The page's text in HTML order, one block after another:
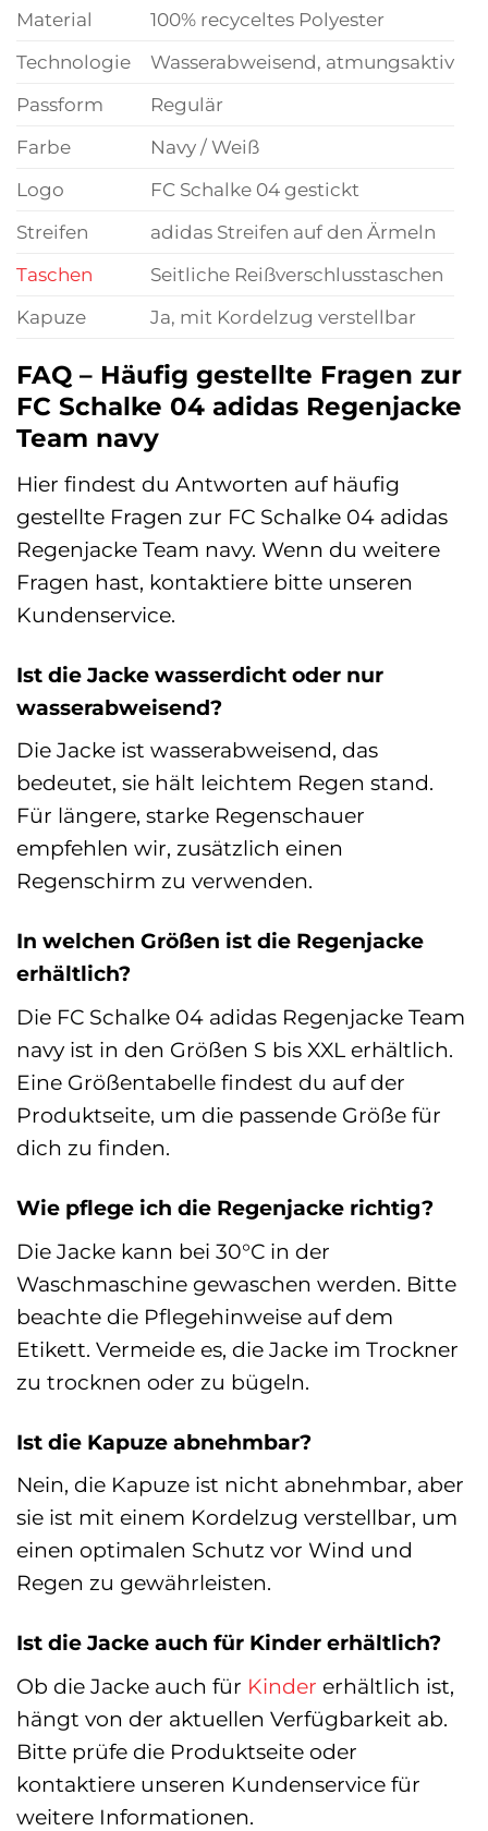
Material
100% recyceltes Polyester
Technologie
Wasserabweisend, atmungsaktiv
Passform
Regulär
Farbe
Navy / Weiß
Logo
FC Schalke 04 gestickt
Streifen
adidas Streifen auf den Ärmeln
Taschen
Seitliche Reißverschlusstaschen
Kapuze
Ja, mit Kordelzug verstellbar
FAQ – Häufig gestellte Fragen zur
FC Schalke 04 adidas Regenjacke
Team navy
Hier findest du Antworten auf häufig
gestellte Fragen zur FC Schalke 04 adidas
Regenjacke Team navy. Wenn du weitere
Fragen hast, kontaktiere bitte unseren
Kundenservice.
Ist die Jacke wasserdicht oder nur
wasserabweisend?
Die Jacke ist wasserabweisend, das
bedeutet, sie hält leichtem Regen stand.
Für längere, starke Regenschauer
empfehlen wir, zusätzlich einen
Regenschirm zu verwenden.
In welchen Größen ist die Regenjacke
erhältlich?
Die FC Schalke 04 adidas Regenjacke Team
navy ist in den Größen S bis XXL erhältlich.
Eine Größentabelle findest du auf der
Produktseite, um die passende Größe für
dich zu finden.
Wie pflege ich die Regenjacke richtig?
Die Jacke kann bei 30°C in der
Waschmaschine gewaschen werden. Bitte
beachte die Pflegehinweise auf dem
Etikett. Vermeide es, die Jacke im Trockner
zu trocknen oder zu bügeln.
Ist die Kapuze abnehmbar?
Nein, die Kapuze ist nicht abnehmbar, aber
sie ist mit einem Kordelzug verstellbar, um
einen optimalen Schutz vor Wind und
Regen zu gewährleisten.
Ist die Jacke auch für Kinder erhältlich?
Ob die Jacke auch für Kinder erhältlich ist,
hängt von der aktuellen Verfügbarkeit ab.
Bitte prüfe die Produktseite oder
kontaktiere unseren Kundenservice für
weitere Informationen.